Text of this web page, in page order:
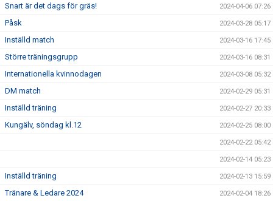
Snart är det dags för gräs! 2024-04-06 07:26
Påsk 2024-03-28 05:17
Inställd match 2024-03-16 17:45
Större träningsgrupp 2024-03-16 08:31
Internationella kvinnodagen 2024-03-08 05:32
DM match 2024-02-29 05:31
Inställd träning 2024-02-27 20:33
Kungälv, söndag kl.12 2024-02-25 08:00
2024-02-22 05:42
2024-02-14 05:23
Inställd träning 2024-02-13 15:59
Tränare & Ledare 2024 2024-02-04 18:26